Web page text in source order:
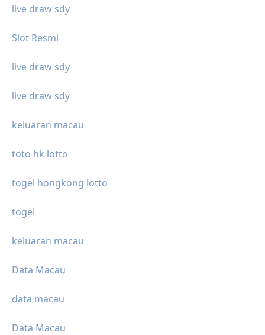
live draw sdy
Slot Resmi
live draw sdy
live draw sdy
keluaran macau
toto hk lotto
togel hongkong lotto
togel
keluaran macau
Data Macau
data macau
Data Macau